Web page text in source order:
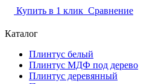
Купить в 1 клик Сравнение
Каталог
Плинтус белый
Плинтус МДФ под дерево
Плинтус деревянный